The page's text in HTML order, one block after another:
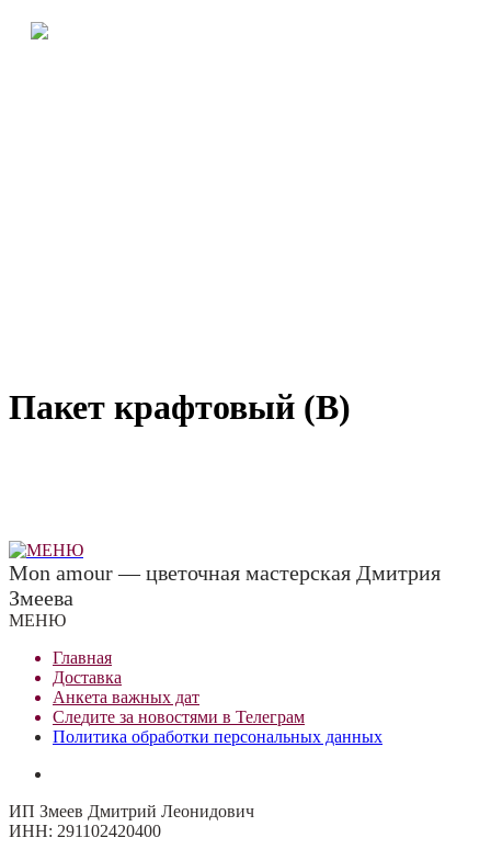
Пакет крафтовый (В)
Mon amour — цветочная мастерская Дмитрия
Змеева
МЕНЮ
Главная
Доставка
Анкета важных дат
Следите за новостями в Телеграм
Политика обработки персональных данных
ИП Змеев Дмитрий Леонидович
ИНН: 291102420400